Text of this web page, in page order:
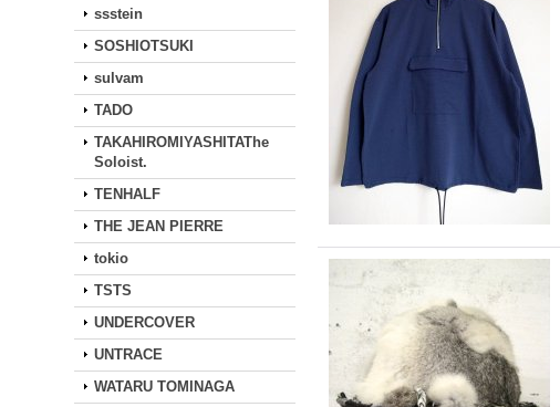
ssstein
SOSHIOTSUKI
sulvam
TADO
TAKAHIROMIYASHITAThe
Soloist.
TENHALF
THE JEAN PIERRE
tokio
TSTS
UNDERCOVER
UNTRACE
WATARU TOMINAGA